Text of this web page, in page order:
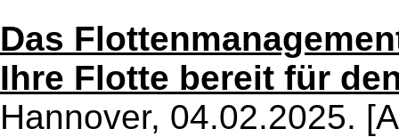
Das
Ihre Flotte bereit für
Hannover, 04.02.2025.